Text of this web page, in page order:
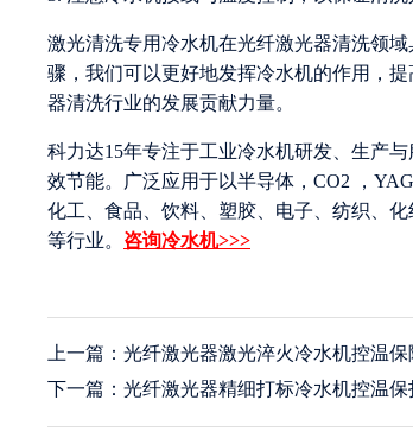
激光清洗专用冷水机在光纤激光器清洗领
骤，我们可以更好地发挥冷水机的作用，
器清洗行业的发展贡献力量。
科力达15年专注于工业冷水机研发、生产
效节能。广泛应用于以半导体，CO2 ，
化工、食品、饮料、塑胶、电子、纺织、
等行业。 咨询冷水机>>>
上一篇：光纤激光器激光淬火冷水机控温
下一篇：光纤激光器精细打标冷水机控温